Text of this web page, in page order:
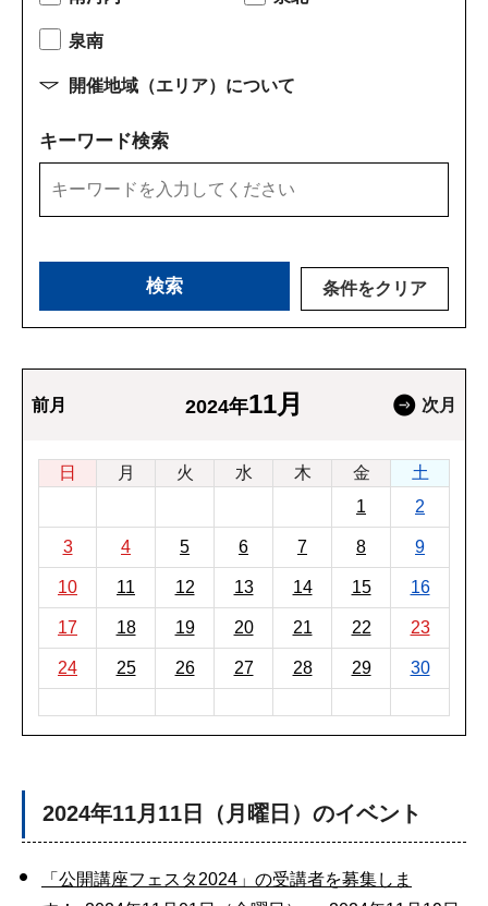
泉南
開催地域（エリア）について
キーワード検索
条件をクリア
前月 2024年11月 次月
日 月 火 水 木 金
土
1
2
3 4 5 6 7 8 9
10 11 12 13 14 15 16
17 18 19 20 21 22 23
24 25 26 27 28 29 30
2024年11月11日（月曜日）のイベント
「公開講座フェスタ2024」の受講者を募集しま